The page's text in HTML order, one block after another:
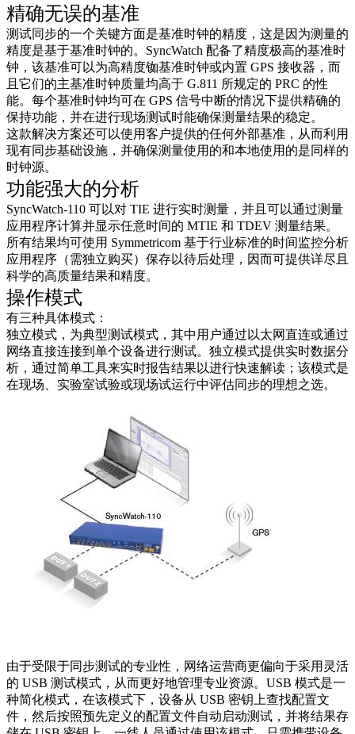
精确无误的基准
测试同步的一个关键方面是基准时钟的精度，这是因为测量的
精度是基于基准时钟的。SyncWatch 配备了精度极高的基准时
钟，该基准可以为高精度铷基准时钟或内置 GPS 接收器，而
且它们的主基准时钟质量均高于 G.811 所规定的 PRC 的性
能。每个基准时钟均可在 GPS 信号中断的情况下提供精确的
保持功能，并在进行现场测试时能确保测量结果的稳定。
这款解决方案还可以使用客户提供的任何外部基准，从而利用
现有同步基础设施，并确保测量使用的和本地使用的是同样的
时钟源。
功能强大的分析
SyncWatch-110 可以对 TIE 进行实时测量，并且可以通过测量
应用程序计算并显示任意时间的 MTIE 和 TDEV 测量结果。
所有结果均可使用 Symmetricom 基于行业标准的时间监控分析
应用程序（需独立购买）保存以待后处理，因而可提供详尽且
科学的高质量结果和精度。
操作模式
有三种具体模式：
独立模式，为典型测试模式，其中用户通过以太网直连或通过
网络直接连接到单个设备进行测试。独立模式提供实时数据分
析，通过简单工具来实时报告结果以进行快速解读；该模式是
在现场、实验室试验或现场试运行中评估同步的理想之选。
由于受限于同步测试的专业性，网络运营商更偏向于采用灵活
的 USB 测试模式，从而更好地管理专业资源。USB 模式是一
种简化模式，在该模式下，设备从 USB 密钥上查找配置文
件，然后按照预先定义的配置文件自动启动测试，并将结果存